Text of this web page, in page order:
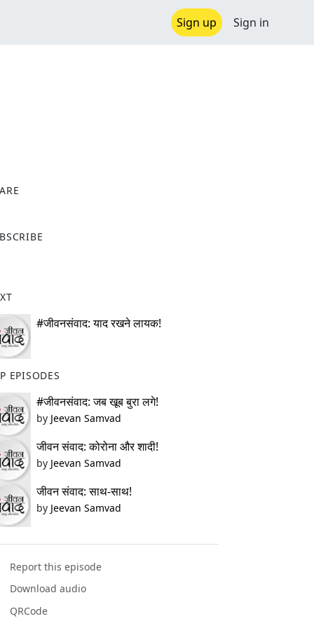
Sign up Sign in
#जीवनसंवाद: याद रखने लायक!
EPISODES
#जीवनसंवाद: जब खूब बुरा लगे!
by Jeevan Samvad
जीवन संवाद: कोरोना और शादी!
by Jeevan Samvad
जीवन संवाद: साथ-साथ!
by Jeevan Samvad
Report this episode
Download audio
QRCode